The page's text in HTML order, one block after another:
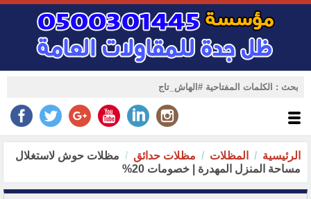
الرئيسية المظلات مظلات حدائق
مظلات حوش لاستغلال
مساحة المنزل المهدرة | خصومات 20%‏